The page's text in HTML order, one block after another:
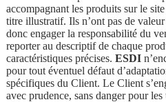
accompagnant les produits sur le
titre illustratif. Ils n’ont pas de
donc engager la responsabilité du
reporter au descriptif de chaque
caractéristiques précises. ESDI
pour tout éventuel défaut
spécifiques du Client. Le Client
avec prudence, sans danger pour